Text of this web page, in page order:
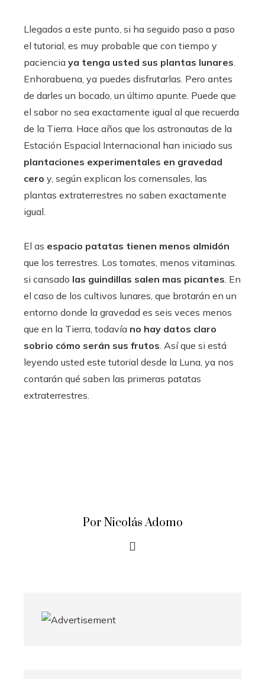
Llegados a este punto, si ha seguido paso a paso
el tutorial, es muy probable que con tiempo y
paciencia ya tenga usted sus plantas lunares.
Enhorabuena, ya puedes disfrutarlas. Pero antes
de darles un bocado, un último apunte. Puede que
el sabor no sea exactamente igual al que recuerda
de la Tierra. Hace años que los astronautas de la
Estación Espacial Internacional han iniciado sus
plantaciones experimentales en gravedad
cero y, según explican los comensales, las
plantas extraterrestres no saben exactamente
igual.
El as espacio patatas tienen menos almidón
que los terrestres. Los tomates, menos vitaminas.
si cansado las guindillas salen mas picantes. En
el caso de los cultivos lunares, que brotarán en un
entorno donde la gravedad es seis veces menos
que en la Tierra, todavía no hay datos claro
sobrio cómo serán sus frutos. Así que si está
leyendo usted este tutorial desde la Luna, ya nos
contarán qué saben las primeras patatas
extraterrestres.
Por Nicolás Adomo